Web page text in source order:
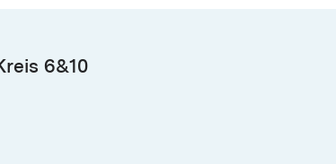
6&10